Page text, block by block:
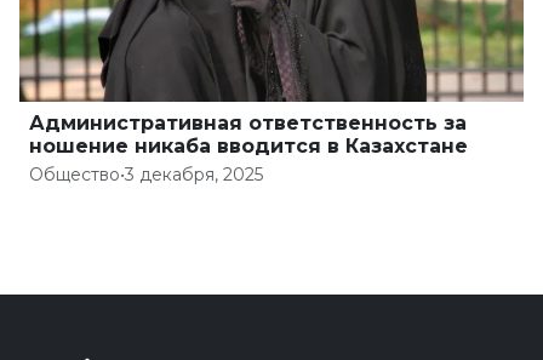
Административная ответственность за
ношение никаба вводится в Казахстане
Общество•3 декабря, 2025